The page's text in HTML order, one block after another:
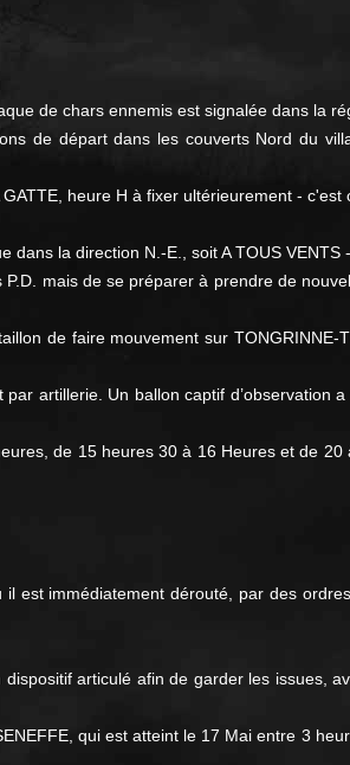
de chars ennemis est signalée dans la
de départ dans les couverts Nord du
heure H à fixer ultérieurement -
la direction N.-E., soit A TOUS VENTS
mais de se préparer à prendre de
de faire mouvement sur TONGRINNE-
artillerie. Un ballon captif d’observation
de 15 heures 30 à 16 Heures et de
est immédiatement dérouté, par des
articulé afin de garder les issues,
qui est atteint le 17 Mai entre 3